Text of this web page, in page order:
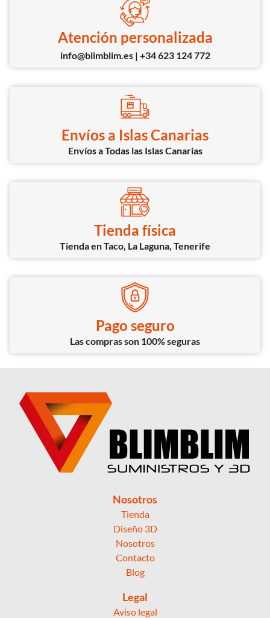
Atención personalizada
info@blimblim.es | +34 623 124 772
Envíos a Islas Canarias
Envíos a Todas las Islas Canarias
Tienda física
Tienda en Taco, La Laguna, Tenerife
Pago seguro
Las compras son 100% seguras
Nosotros
Tienda
Diseño 3D
Nosotros
Contacto
Blog
Legal
Aviso legal